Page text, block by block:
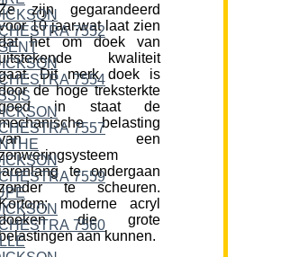
zijn gegarandeerd
10 jaar,wat laat zien
het om doek van
kwaliteit
Dit merk doek is
de hoge treksterkte
in staat de
belasting
een
te ondergaan
te scheuren.
moderne acryl
die grote
aan kunnen.